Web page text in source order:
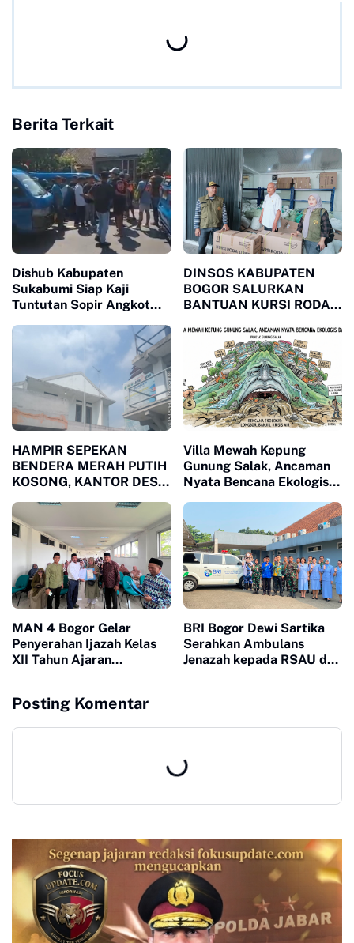
Berita Terkait
Dishub Kabupaten
Sukabumi Siap Kaji
Tuntutan Sopir Angkot
Trayek hingga Stasiun
DINSOS KABUPATEN
BOGOR SALURKAN
BANTUAN KURSI RODA
JAWAB KEBUTUHAN
WARGA MEGAMENDUNG
DAN CIOMAS
HAMPIR SEPEKAN
BENDERA MERAH PUTIH
KOSONG, KANTOR DESA
SOROTAN PUBLIK
Villa Mewah Kepung
Gunung Salak, Ancaman
Nyata Bencana Ekologis
MAN 4 Bogor Gelar
Penyerahan Ijazah Kelas
XII Tahun Ajaran
Madrasah dan Keluarga
BRI Bogor Dewi Sartika
Serahkan Ambulans
Jenazah kepada RSAU dr.
Posting Komentar